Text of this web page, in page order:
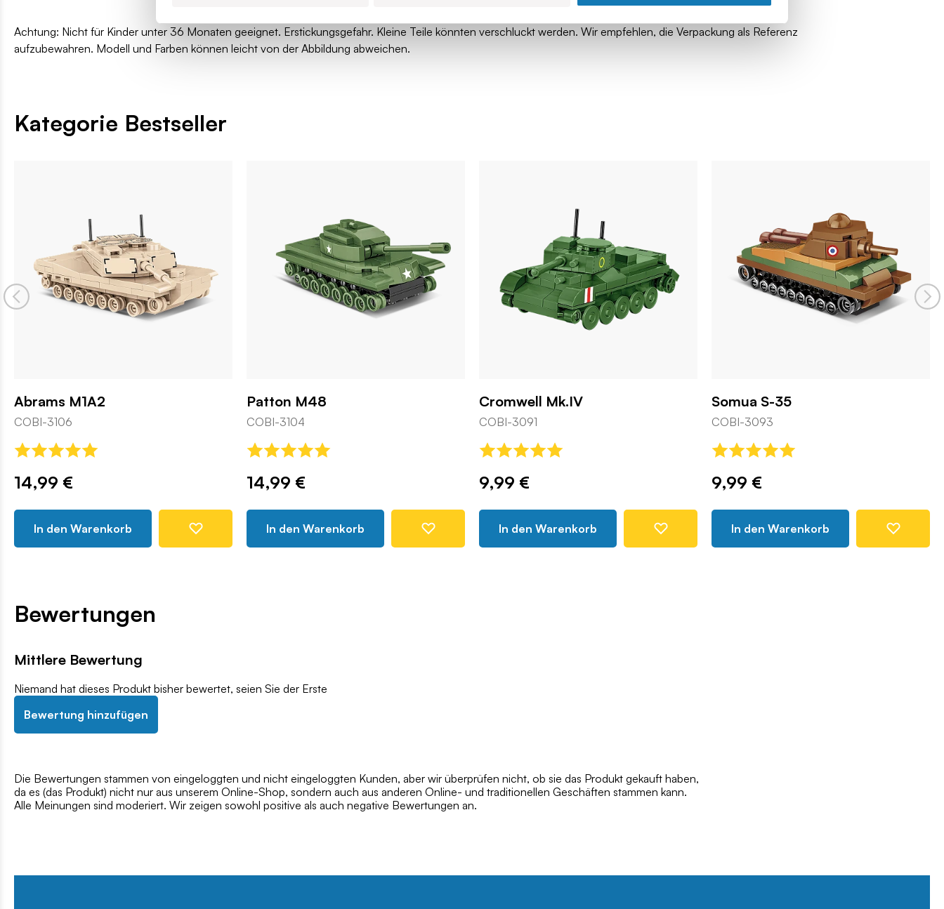
Achtung: Nicht für Kinder unter 36 Monaten geeignet. Erstickungsgefahr. Kleine Teile könnten verschluckt werden. Wir empfehlen, die Verpackung als Referenz
aufzubewahren. Modell und Farben können leicht von der Abbildung abweichen.
Kategorie Bestseller
Abrams M1A2
COBI-3106
14,99 €
In den Warenkorb
Patton M48
COBI-3104
14,99 €
In den Warenkorb
Cromwell Mk.IV
COBI-3091
9,99 €
In den Warenkorb
Somua S-35
COBI-3093
9,99 €
In den Warenkorb
Bewertungen
Mittlere Bewertung
Niemand hat dieses Produkt bisher bewertet, seien Sie der Erste
Bewertung hinzufügen
Die Bewertungen stammen von eingeloggten und nicht eingeloggten Kunden, aber wir überprüfen nicht, ob sie das Produkt gekauft haben,
da es (das Produkt) nicht nur aus unserem Online-Shop, sondern auch aus anderen Online- und traditionellen Geschäften stammen kann.
Alle Meinungen sind moderiert. Wir zeigen sowohl positive als auch negative Bewertungen an.